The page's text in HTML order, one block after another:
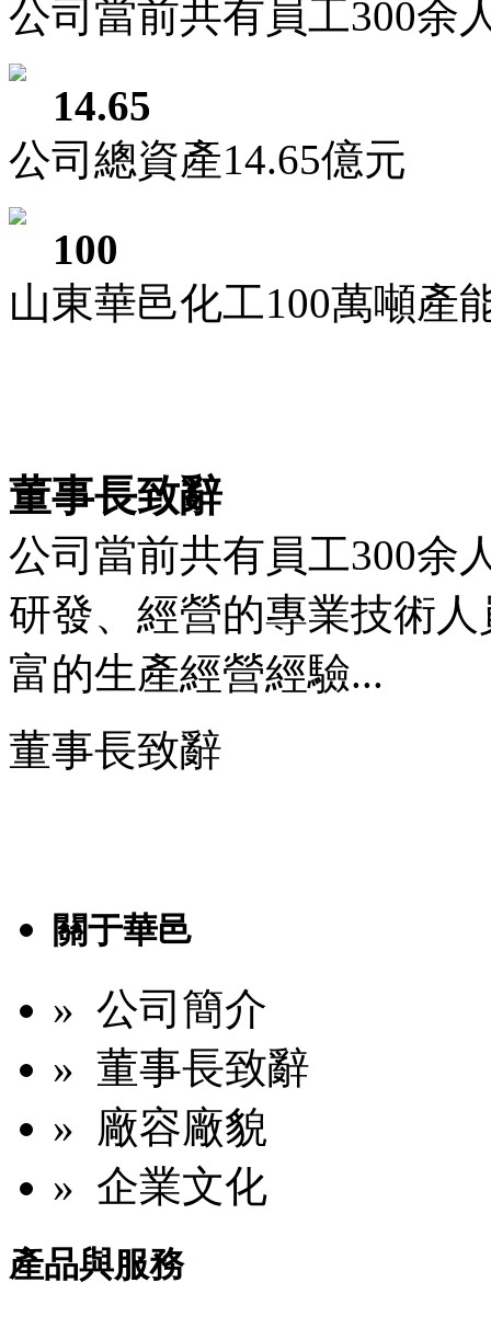
公司當前共有員工300余
14.65
公司總資產14.65億元
100
山東華邑化工100萬噸產
董事長致辭
公司當前共有員工300余
研發、經營的專業技術
富的生產經營經驗...
董事長致辭
關于華邑
» 公司簡介
» 董事長致辭
» 廠容廠貌
» 企業文化
產品與服務